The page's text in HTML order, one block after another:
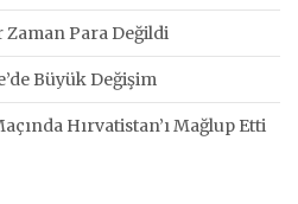
Para Değildi
Büyük Değişim
Hırvatistan’ı Mağlup Etti